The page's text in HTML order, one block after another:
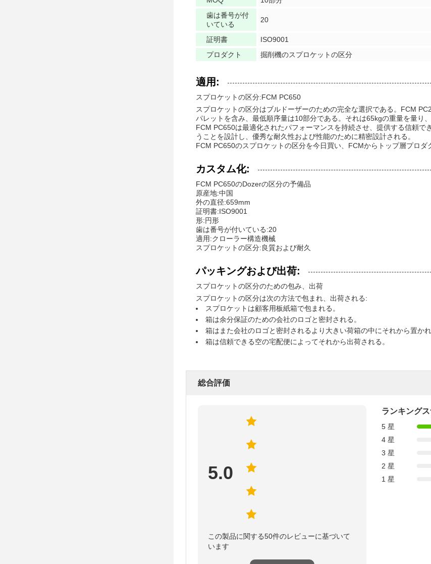
歯は番号が付
いている
20
証明書
ISO9001
プロダクト
掘削機のスプロケットの区分
適用:
スプロケットの区分:FCM PC650
スプロケットの区分はブルドーザーのための完全な選択である。FCM
パレットを含み、最低順序量は10部分である。それは65kgの重量を量り、
FCM PC650は最適化されたパフォーマンスを持続させ、提供する信頼
うことを設計し、優秀な耐久性および性能のために精密設計される。
FCM PC650のスプロケットの区分を今日買い、FCMからトップ層プロダ
カスタム化:
FCM PC650のDozerの区分の予備品
原産地:中国
外の直径:659mm
証明書:ISO9001
形:円形
歯は番号が付いている:20
適用:クローラー構造機械
スプロケットの区分:良質および耐久
パッキングおよび出荷:
スプロケットの区分のための包み、出荷
スプロケットの区分は次の方法で包まれ、出荷される:
スプロケットは顧客用板紙箱で包まれる。
箱は余分保証のための会社のロゴと密封される。
箱はまた会社のロゴと密封されるより大きい荷箱の中にそれから置かれ
箱は信頼できる空の宅配便によってそれから出荷される。
総合評価
5.0
この製品に関する50件のレビューに基づいて
います
ランキング
5 星
4 星
3 星
2 星
1 星